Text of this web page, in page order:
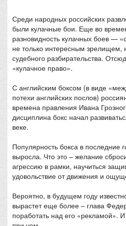
Среди народных российских
были кулачные бои. Еще во
разновидность кулачных боев —
не только интересным зрелищем,
судебного разбирательства.
«кулачное право».
С английским боксом (в виде
потехи английских послов)
времена правления Ивана
дисциплина бокс начал
веке.
Популярность бокса в последние
выросла. Что это – желание
агрессию в рамки, научиться
удовольствие от движения и
Вероятно, в будущем году
вырастет еще более – глава
поработать над его «рекламой».